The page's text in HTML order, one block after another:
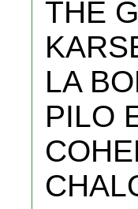
THE
LA
PILO